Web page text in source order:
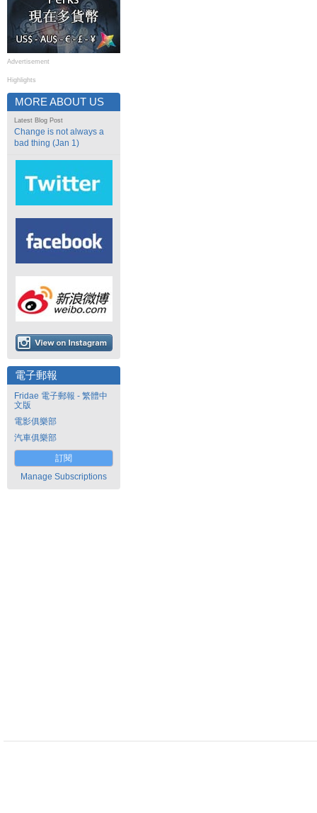
Advertisement
Highlights
MORE ABOUT US
Latest Blog Post
Change is not always a
bad thing (Jan 1)
電子郵報
Fridae 電子郵報 - 繁體中
文版
電影俱樂部
汽車俱樂部
訂閱
Manage Subscriptions